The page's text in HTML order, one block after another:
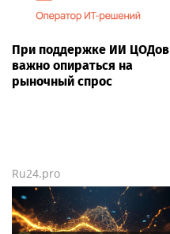
При поддержке ИИ ЦОДов
важно опираться на
рыночный спрос
Ru24.pro